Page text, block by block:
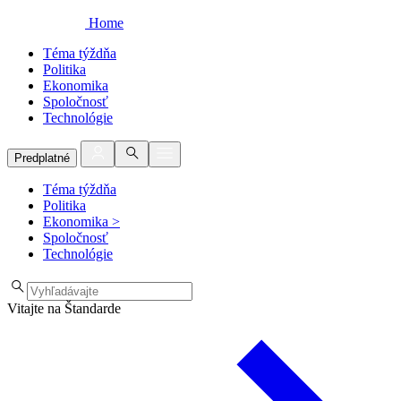
Home
Téma týždňa
Politika
Ekonomika
Spoločnosť
Technológie
Predplatné
Téma týždňa
Politika
Ekonomika >
Spoločnosť
Technológie
Vitajte na Štandarde